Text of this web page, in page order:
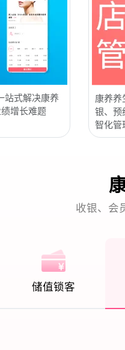
站式解决康养
增长难题
康养养
银、预
智化管
收银、会
储值锁客